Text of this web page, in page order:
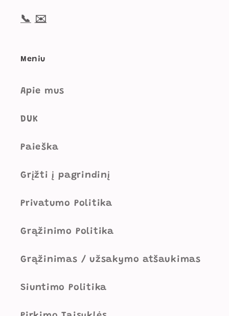
📞 ✉️
Meniu
Apie mus
DUK
Paieška
Grįžti į pagrindinį
Privatumo Politika
Grąžinimo Politika
Grąžinimas / užsakymo atšaukimas
Siuntimo Politika